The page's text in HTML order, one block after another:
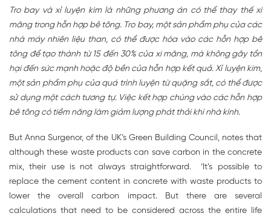
Tro bay và xỉ luyện kim là những phương án có thể thay thế xi
măng trong hỗn hợp bê tông. Tro bay, một sản phẩm phụ của các
nhà máy nhiên liệu than, có thể được hòa vào các hỗn hợp bê
tông để tạo thành từ 15 đến 30% của xi măng, mà không gây tổn
hại đến sức mạnh hoặc độ bền của hỗn hợp kết quả. Xỉ luyện kim,
một sản phẩm phụ của quá trình luyện từ quặng sắt, có thể được
sử dụng một cách tương tự. Việc kết hợp chúng vào các hỗn hợp
bê tông có tiềm năng làm giảm lượng phát thải khí nhà kính.
But Anna Surgenor, of the UK’s Green Building Council, notes that
although these waste products can save carbon in the concrete
mix, their use is not always straightforward. ‘It’s possible to
replace the cement content in concrete with waste products to
lower the overall carbon impact. But there are several
calculations that need to be considered across the entire life